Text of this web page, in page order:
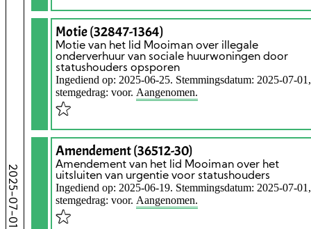
2025-07-01
Motie (32847-1364)
Motie van het lid Mooiman over illegale
onderverhuur van sociale huurwoningen door
statushouders opsporen
Ingediend op: 2025-06-25. Stemmingsdatum: 2025-07-01,
stemgedrag: voor. Aangenomen.
Amendement (36512-30)
Amendement van het lid Mooiman over het
uitsluiten van urgentie voor statushouders
Ingediend op: 2025-06-19. Stemmingsdatum: 2025-07-01,
stemgedrag: voor. Aangenomen.